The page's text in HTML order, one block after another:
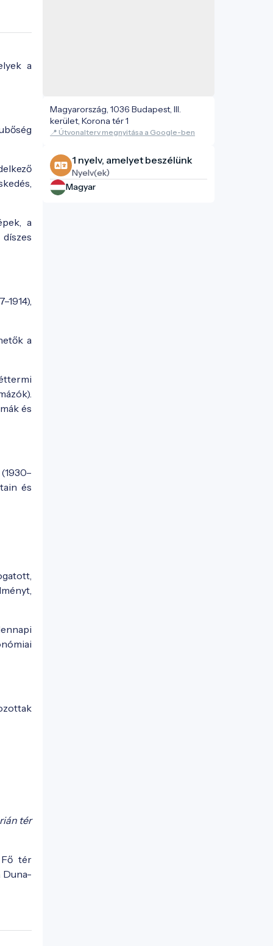
a
a
a
és
és
tér
Fő tér
Duna-
Magyarország, 1036 Budapest, III.
kerület, Korona tér 1
📍 Útvonalterv megnyitása a Google-ben
1 nyelv, amelyet beszélünk
Nyelv(ek)
Magyar